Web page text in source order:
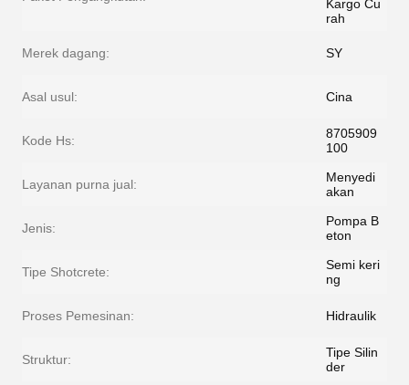
Kargo Cu
rah
Merek dagang: SY
Asal usul: Cina
Kode Hs:
8705909
100
Layanan purna jual:
Menyedi
akan
Jenis:
Pompa B
eton
Tipe Shotcrete:
Semi keri
ng
Proses Pemesinan: Hidraulik
Struktur:
Tipe Silin
der